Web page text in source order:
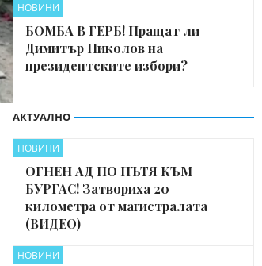
НОВИНИ
БОМБА В ГЕРБ! Пращат ли
Димитър Николов на
президентските избори?
АКТУАЛНО
НОВИНИ
ОГНЕН АД ПО ПЪТЯ КЪМ
БУРГАС! Затвориха 20
километра от магистралата
(ВИДЕО)
НОВИНИ